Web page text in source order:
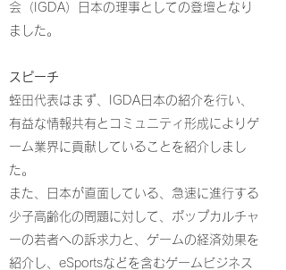
会（IGDA）日本の理事としての登壇となり
ました。
スピーチ
蛭田代表はまず、IGDA日本の紹介を行い、
有益な情報共有とコミュニティ形成によりゲ
ーム業界に貢献していることを紹介しまし
た。
また、日本が直面している、急速に進行する
少子高齢化の問題に対して、ポップカルチャ
ーの若者への訴求力と、ゲームの経済効果を
紹介し、eSportsなどを含むゲームビジネス